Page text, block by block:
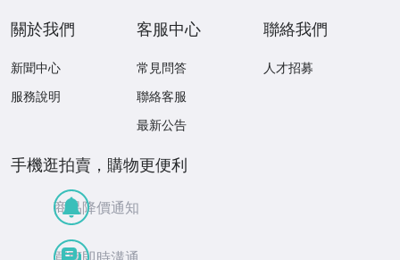
關於我們
新聞中心
服務說明
客服中心
常見問答
聯絡客服
最新公告
聯絡我們
人才招募
手機逛拍賣，購物更便利
商品降價通知